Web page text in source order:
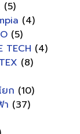
(5)
(4)
(5)
TECH (4)
(8)
ยก (10)
า (37)